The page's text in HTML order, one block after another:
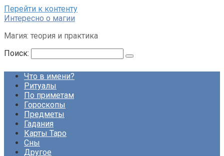
Перейти к контенту
Интересно о магии
Магия: теория и практика
Поиск:
Что в имени?
Ритуалы
По приметам
Гороскопы
Предметы
Гадания
Карты Таро
Сны
Другое